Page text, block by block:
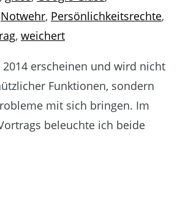
Notwehr, Persönlichkeitsrechte,
, weichert
2014 erscheinen und wird nicht
Funktionen, sondern
mit sich bringen. Im
beleuchte ich beide